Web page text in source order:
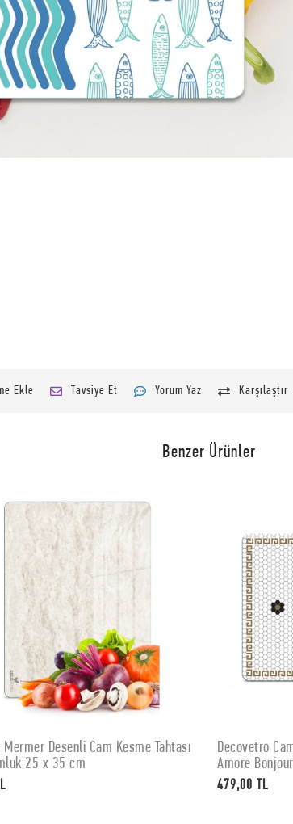
Ekle Tavsiye Et Yorum Yaz Karşılaştır
Benzer Ürünler
SEPETE EKLE
Mermer Desenli Cam Kesme Tahtası
25 x 35 cm
Decovetro
Amore
479,00 TL